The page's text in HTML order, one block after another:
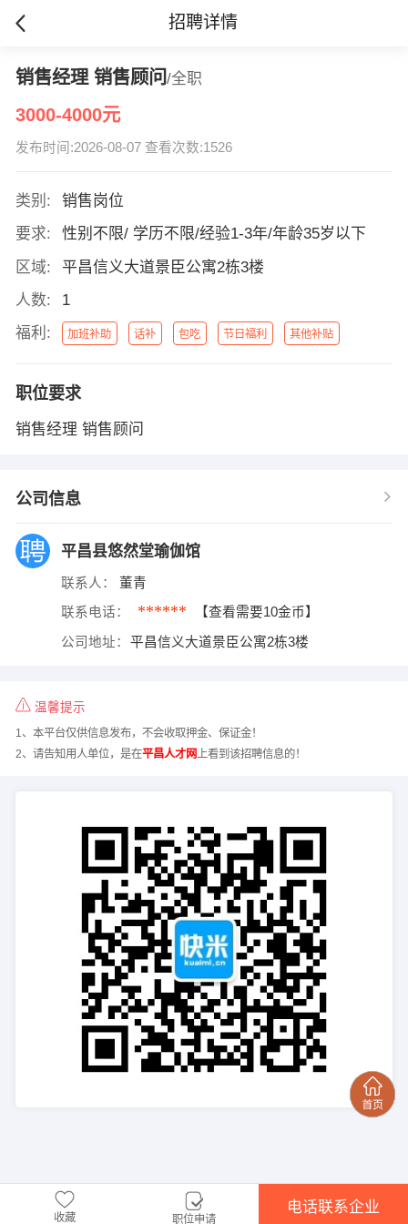
招聘详情
销售经理 销售顾问/全职
3000-4000元
发布时间:2026-08-07 查看次数:1526
类别:
销售岗位
要求:
性别不限/ 学历不限/经验1-3年/年龄35岁以下
区域:
平昌信义大道景臣公寓2栋3楼
人数:
1
福利:
加班补助 话补 包吃 节日福利 其他补贴
职位要求
销售经理 销售顾问
公司信息
平昌县悠然堂瑜伽馆
联系人： 董青
联系电话： ****** 【查看需要10金币】
公司地址： 平昌信义大道景臣公寓2栋3楼
温馨提示
1、本平台仅供信息发布，不会收取押金、保证金！
2、请告知用人单位，是在平昌人才网 上看到该招聘信息的！
收藏 职位申请
电话联系企业